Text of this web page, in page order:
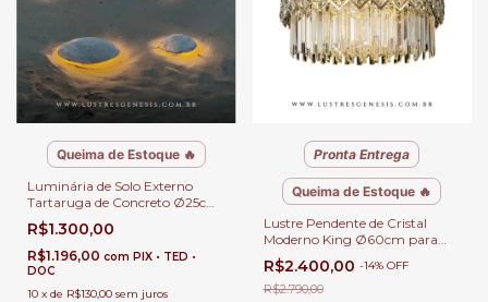
Queima de Estoque 🔥
Luminária de Solo Externo
Tartaruga de Concreto Ø25cm
e Ø40cm com LED de
2000Lm | Ideal para
Iluminação de Caminhos e
Gramados
R$1.300,00
R$1.196,00 com PIX • TED •
DOC
10 x de R$130,00 sem juros
Pronta Entrega
Queima de Estoque 🔥
Lustre Pendente de Cristal
Moderno King Ø60cm para
Sala de Jantar, Quartos, Sala de
Estar, Escritório e
Apartamento
R$2.400,00 -14% OFF
R$2.790,00